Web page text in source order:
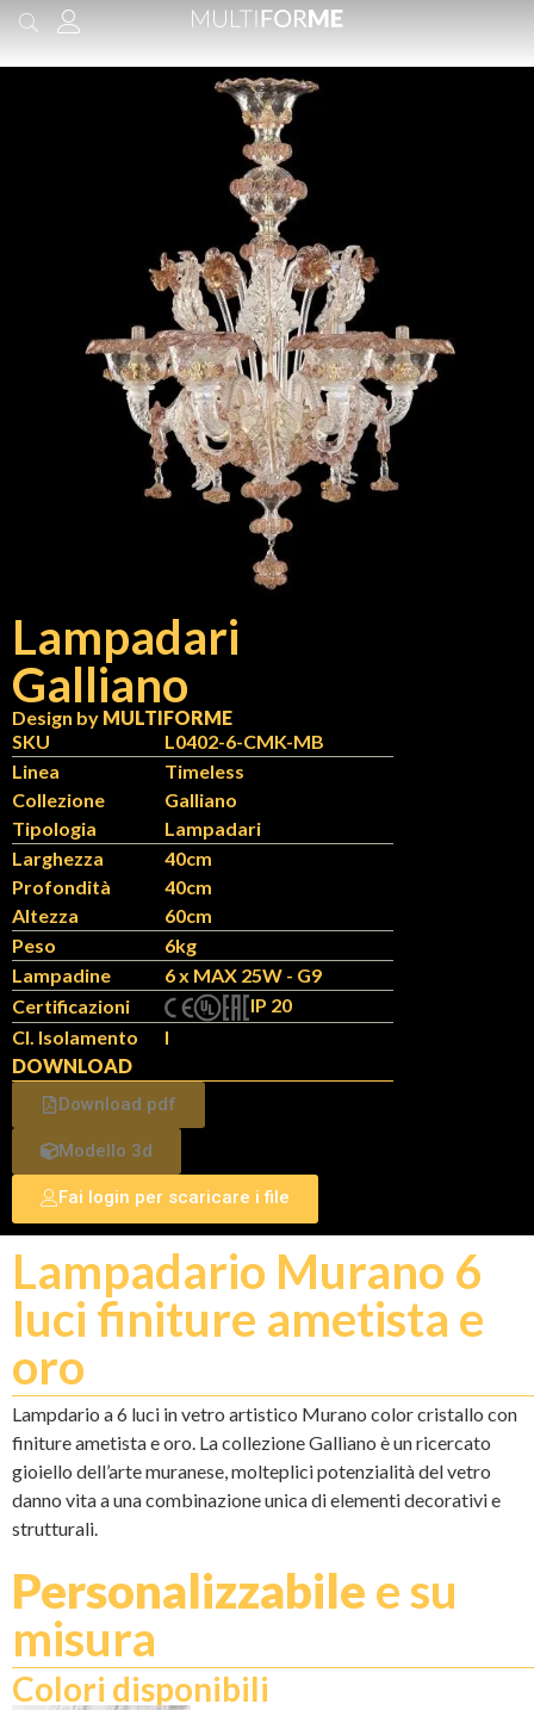
contenuto
Galliano
Design by MULTIFORME
Lampadari
SKU
L0402-6-CMK-MB
Linea
Timeless
Collezione
Galliano
Tipologia
Lampadari
Larghezza
40cm
Profondità
40cm
Altezza
60cm
Peso
6kg
Lampadine
6 x MAX 25W - G9
Certificazioni
IP 20
Cl. Isolamento
I
DOWNLOAD
Download pdf
Modello 3d
Fai login per scaricare i file
Lampadario Murano 6
luci finiture ametista e
oro
Lampdario a 6 luci in vetro artistico Murano color cristallo con
finiture ametista e oro. La collezione Galliano è un ricercato
gioiello dell’arte muranese, molteplici potenzialità del vetro
danno vita a una combinazione unica di elementi decorativi e
strutturali.
Personalizzabile e su
misura
Colori disponibili